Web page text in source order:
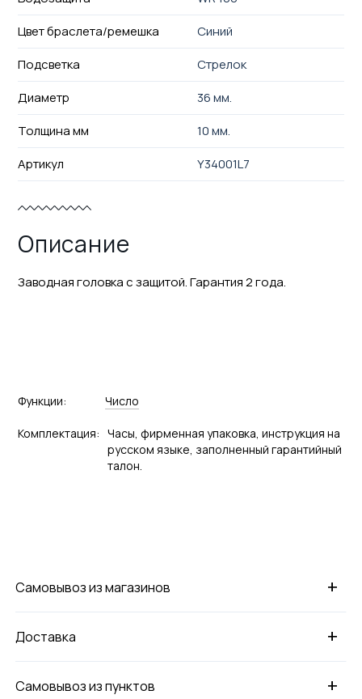
Цвет браслета/ремешка
Синий
Подсветка
Стрелок
Диаметр
36 мм.
Толщина мм
10 мм.
Артикул
Y34001L7
Описание
Заводная головка с защитой. Гарантия 2 года.
Функции: Число
Комплектация: Часы, фирменная упаковка, инструкция на
русском языке, заполненный гарантийный
талон.
+
Самовывоз из магазинов
+
Доставка
+
Самовывоз из пунктов